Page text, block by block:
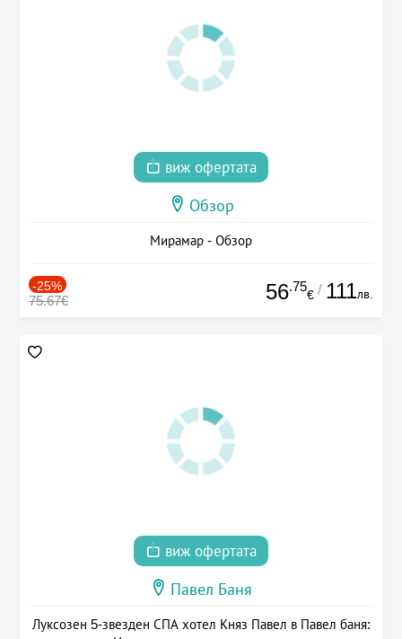
виж офертата
Обзор
Мирамар - Обзор
-25%
75.67€ 56.75
€ / 111лв.
виж офертата
Павел Баня
Луксозен 5-звезден СПА хотел Княз Павел в Павел баня: